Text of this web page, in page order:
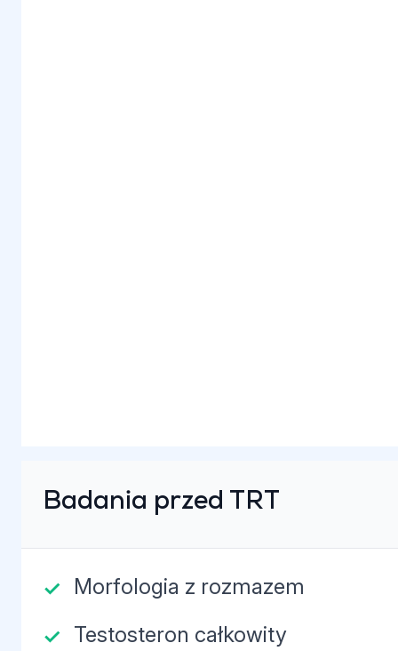
Badania przed TRT
Morfologia z rozmazem
Testosteron całkowity